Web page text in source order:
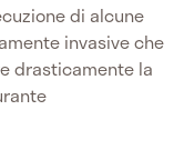
di alcune
invasive che
drasticamente la